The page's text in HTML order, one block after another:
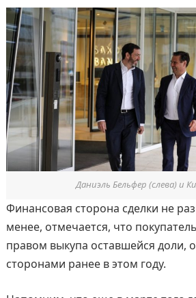
Даниэль Бельфер (слева) и
Финансовая сторона сделки не
менее, отмечается, что
правом выкупа оставшейся доли,
сторонами ранее в этом году.